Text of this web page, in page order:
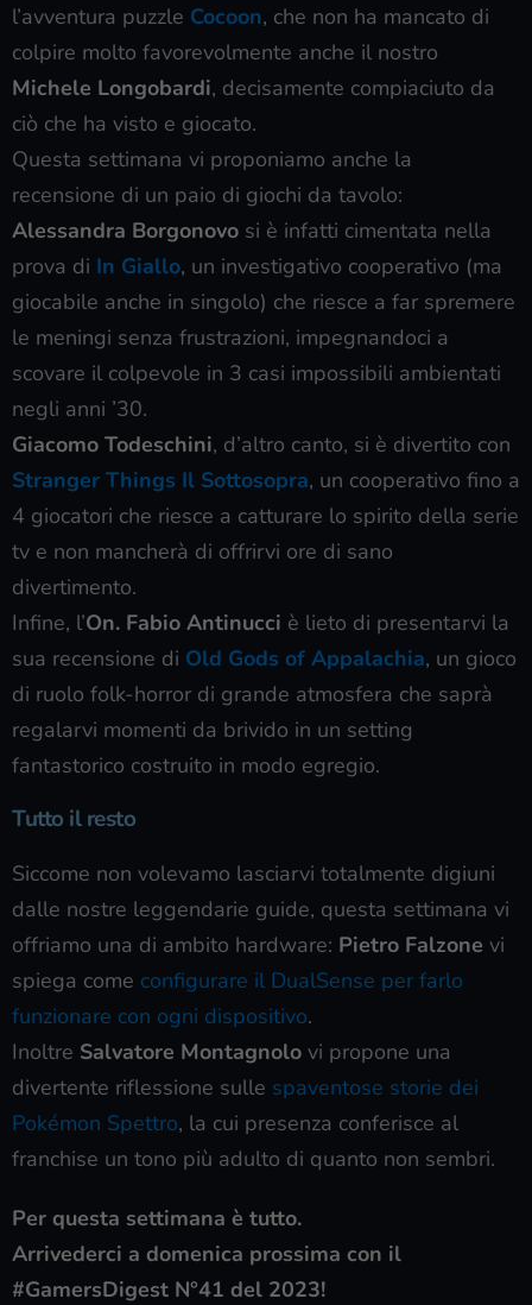
l’avventura puzzle Cocoon, che non ha mancato di
colpire molto favorevolmente anche il nostro
Michele Longobardi, decisamente compiaciuto da
ciò che ha visto e giocato.
Questa settimana vi proponiamo anche la
recensione di un paio di giochi da tavolo:
Alessandra Borgonovo si è infatti cimentata nella
prova di In Giallo, un investigativo cooperativo (ma
giocabile anche in singolo) che riesce a far spremere
le meningi senza frustrazioni, impegnandoci a
scovare il colpevole in 3 casi impossibili ambientati
negli anni ’30.
Giacomo Todeschini, d’altro canto, si è divertito con
Stranger Things Il Sottosopra, un cooperativo fino a
4 giocatori che riesce a catturare lo spirito della serie
tv e non mancherà di offrirvi ore di sano
divertimento.
Infine, l’On. Fabio Antinucci è lieto di presentarvi la
sua recensione di Old Gods of Appalachia, un gioco
di ruolo folk-horror di grande atmosfera che saprà
regalarvi momenti da brivido in un setting
fantastorico costruito in modo egregio.
Tutto il resto
Siccome non volevamo lasciarvi totalmente digiuni
dalle nostre leggendarie guide, questa settimana vi
offriamo una di ambito hardware: Pietro Falzone vi
spiega come configurare il DualSense per farlo
funzionare con ogni dispositivo.
Inoltre Salvatore Montagnolo vi propone una
divertente riflessione sulle spaventose storie dei
Pokémon Spettro, la cui presenza conferisce al
franchise un tono più adulto di quanto non sembri.
Per questa settimana è tutto.
Arrivederci a domenica prossima con il
#GamersDigest N°41 del 2023!